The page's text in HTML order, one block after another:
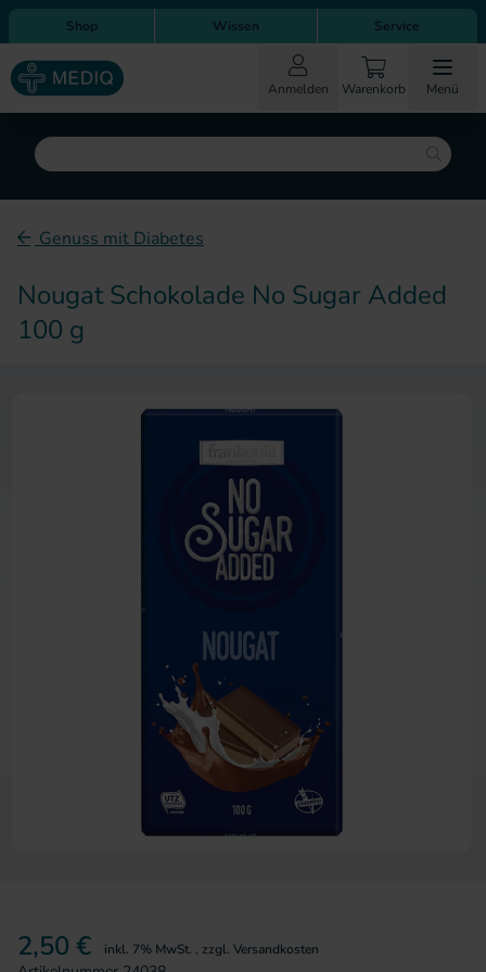
Direkt zum Inhalt
Direkt zur Hauptnavigation
Shop Wissen Service
Anmelden Warenkorb Menü
Suche
Genuss mit Diabetes
Nougat Schokolade No Sugar Added
100 g
2,50 € inkl. 7% MwSt. , zzgl. Versandkosten